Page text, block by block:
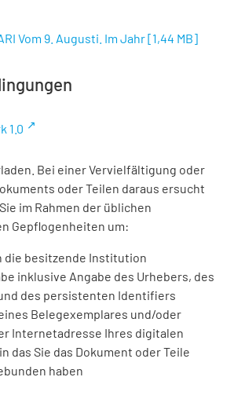
Vom 9. Augusti. Im Jahr[1,44 MB]
1.0
Bei einer Vervielfältigung oder
oder Teilen daraus ersucht
Sie im Rahmen der üblichen
Gepflogenheiten um:
die besitzende Institution
inklusive Angabe des Urhebers, des
des persistenten Identifiers
Belegexemplares und/oder
Internetadresse Ihres digitalen
das Sie das Dokument oder Teile
haben